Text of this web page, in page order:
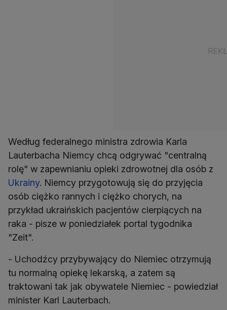
Według federalnego ministra zdrowia Karla
Lauterbacha Niemcy chcą odgrywać "centralną
rolę" w zapewnianiu opieki zdrowotnej dla osób z
Ukrainy. Niemcy przygotowują się do przyjęcia
osób ciężko rannych i ciężko chorych, na
przykład ukraińskich pacjentów cierpiących na
raka - pisze w poniedziałek portal tygodnika
"Zeit".
- Uchodźcy przybywający do Niemiec otrzymują
tu normalną opiekę lekarską, a zatem są
traktowani tak jak obywatele Niemiec - powiedział
minister Karl Lauterbach.